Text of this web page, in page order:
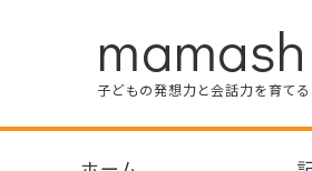
mamash
子どもの発想力と会話力を育て